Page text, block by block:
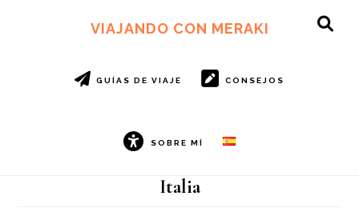
VIAJANDO CON MERAKI
GUÍAS DE VIAJE CONSEJOS
SOBRE MÍ
Italia